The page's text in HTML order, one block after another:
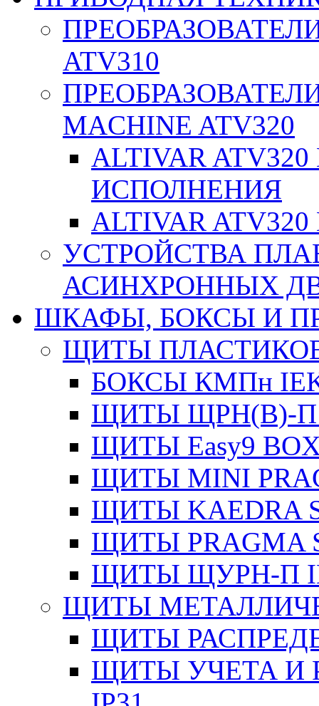
ATV310
MACHINE ATV320
ALTIVAR
ИСПОЛНЕНИЯ
ALTIVAR
УСТРОЙСТВА
АСИНХРОННЫХ
ШКАФЫ, БОКСЫ И
ЩИТЫ
БОКСЫ КМПн
ЩИТЫ ЩРН(В)-П
ЩИТЫ Easy9 BOX
ЩИТЫ MINI
ЩИТЫ KAEDRA
ЩИТЫ PRAGMA
ЩИТЫ ЩУРН-П
ЩИТЫ
ЩИТЫ
ЩИТЫ УЧЕТА И